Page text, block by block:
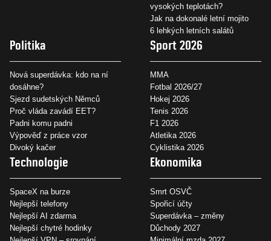
vysokých teplotách?
Jak na dokonalé letní mojito
6 lehkých letních salátů
Politika
Nová superdávka: kdo na ní
dosáhne?
Sjezd sudetských Němců
Proč vláda zavádí EET?
Padni komu padni
Výpověď z práce vzor
Divoký kačer
Sport 2026
MMA
Fotbal 2026/27
Hokej 2026
Tenis 2026
F1 2026
Atletika 2026
Cyklistika 2026
Technologie
SpaceX na burze
Nejlepší telefony
Nejlepší AI zdarma
Nejlepší chytré hodinky
Ekonomika
Smrt OSVČ
Spořicí účty
Superdávka – změny
Důchody 2027